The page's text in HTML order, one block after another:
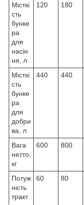
Місткі
сть
бунке
ра
для
насін
ня, л
120 180
Місткі
сть
бунке
ра
для
добри
ва, л
440 440
Вага
нетто,
кг
600 800
Потуж
ність
тракт
60 80